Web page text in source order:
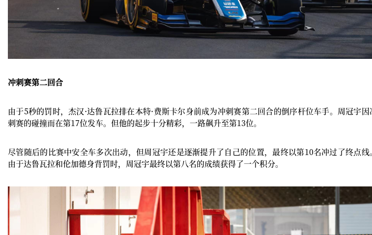
冲刺赛第二回合
由于5秒的罚时，杰汉·达鲁瓦拉排在本特·费斯卡尔身前成为冲刺赛第二回合的倒序杆位车手。周冠宇因
刺赛的碰撞而在第17位发车。但他的起步十分精彩，一路飙升至第13位。
尽管随后的比赛中安全车多次出动，但周冠宇还是逐渐提升了自己的位置，最终以第10名冲过了终点线。
由于达鲁瓦拉和伦加德身背罚时，周冠宇最终以第八名的成绩获得了一个积分。